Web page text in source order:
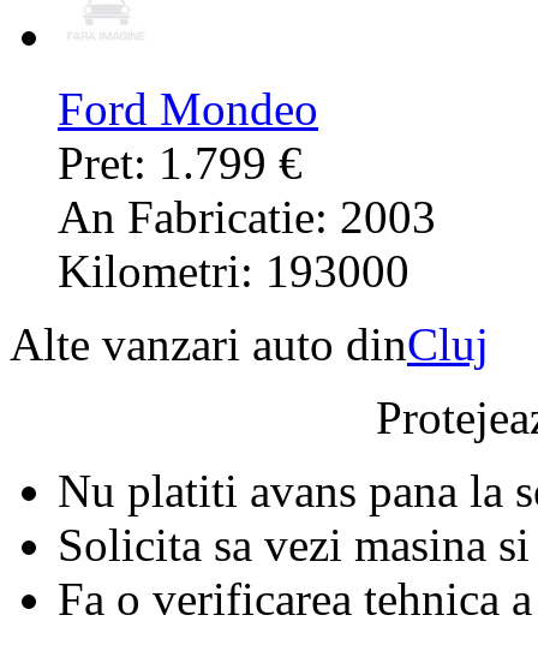
Ford Mondeo
Pret: 1.799 €
An Fabricatie: 2003
Kilometri: 193000
Alte vanzari auto dinCluj
Nu platiti avans pana la
Solicita sa vezi masina si
Fa o verificarea tehnica